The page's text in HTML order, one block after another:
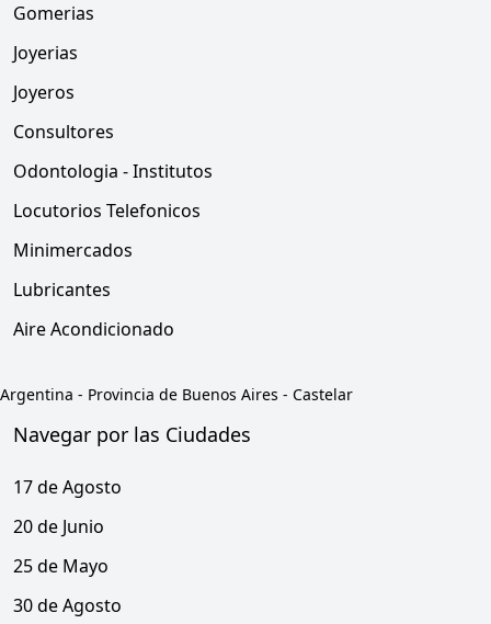
Gomerias
Joyerias
Joyeros
Consultores
Odontologia - Institutos
Locutorios Telefonicos
Minimercados
Lubricantes
Aire Acondicionado
Argentina - Provincia de Buenos Aires - Castelar
Navegar por las Ciudades
17 de Agosto
20 de Junio
25 de Mayo
30 de Agosto